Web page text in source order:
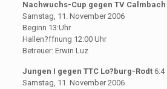
Nachwuchs-Cup gegen TV Calmbach
Samstag, 11. November 2006
Beginn 13:Uhr
Hallen?ffnung 12:00 Uhr
Betreuer: Erwin Luz
Jungen I gegen TTC Lo?burg-Rodt6:4
Samstag, 11. November 2006